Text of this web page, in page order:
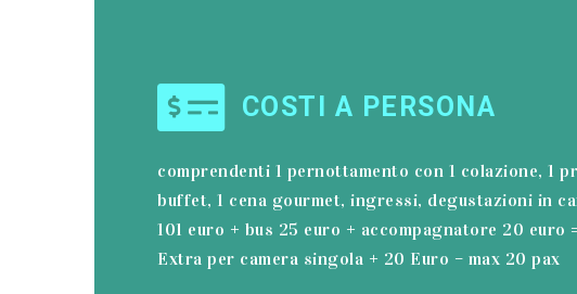
COSTI A PERSONA
comprendenti 1 pernottamento con 1 colazione, 1
buffet, 1 cena gourmet, ingressi, degustazioni in
101 euro + bus 25 euro + accompagnatore 20 euro
Extra per camera singola + 20 Euro – max 20 pax